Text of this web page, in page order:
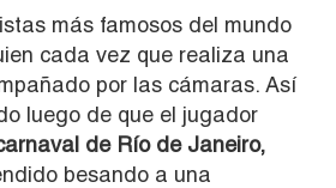
más famosos del mundo
cada vez que realiza una
por las cámaras. Así
luego de que el jugador
de Río de Janeiro,
besando a una